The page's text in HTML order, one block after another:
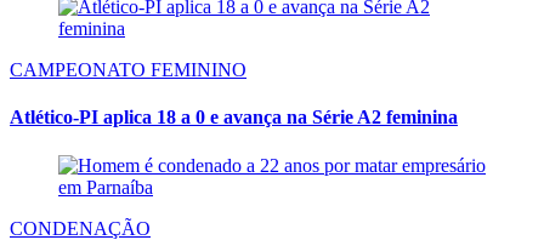
CAMPEONATO FEMININO
Atlético-PI aplica 18 a 0 e avança na Série A2 feminina
CONDENAÇÃO